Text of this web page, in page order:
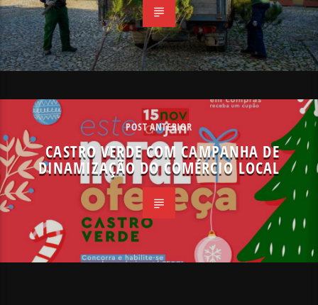
POST ANTERIOR
CASTRO VERDE COM CAMPANHA DE
DINAMIZAÇÃO DO COMÉRCIO LOCAL